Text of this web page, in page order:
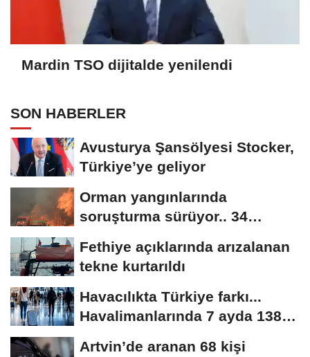
Mardin TSO dijitalde yenilendi
SON HABERLER
Avusturya Şansölyesi Stocker,
Türkiye’ye geliyor
Orman yangınlarında
soruşturma sürüyor.. 34
Fethiye açıklarında arızalanan
tekne kurtarıldı
Havacılıkta Türkiye farkı...
Havalimanlarında 7 ayda 138,7
Artvin’de aranan 68 kişi